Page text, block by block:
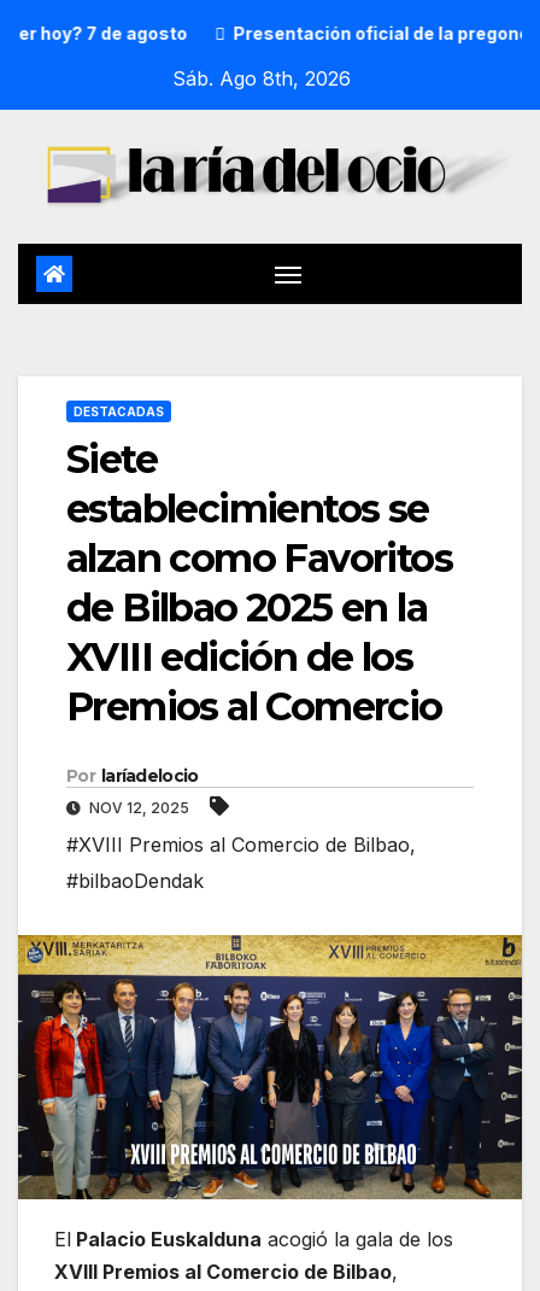
7 de agosto Presentación oficial de la pregonera y
Sáb. Ago 8th, 2026
DESTACADAS
Siete
establecimientos se
alzan como Favoritos
de Bilbao 2025 en la
XVIII edición de los
Premios al Comercio
Por laríadelocio
NOV 12, 2025
#XVIII Premios al Comercio de Bilbao,
#bilbaoDendak
El Palacio Euskalduna acogió la gala de los
XVIII Premios al Comercio de Bilbao,